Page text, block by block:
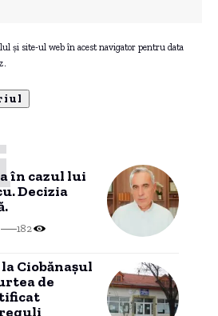
și site-ul web în acest navigator pentru data
în cazul lui
Decizia
182
Ciobănașul
de